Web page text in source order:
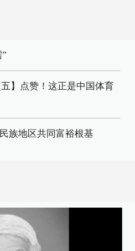
五】点赞！这正是中国体育
族地区共同富裕根基